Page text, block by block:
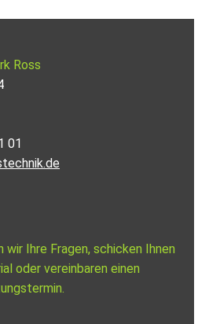
Ross
01
Ihre Fragen, schicken Ihnen
oder vereinbaren einen